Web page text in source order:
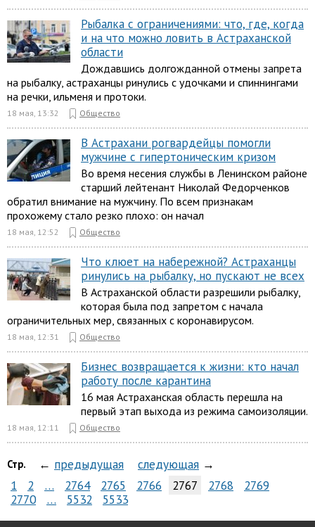
Рыбалка с ограничениями: что, где, когда
и на что можно ловить в Астраханской
области
Дождавшись долгожданной отмены запрета
на рыбалку, астраханцы ринулись с удочками и спиннингами
на речки, ильменя и протоки.
18 мая, 13:32 Общество
В Астрахани рогвардейцы помогли
мужчине с гипертоническим кризом
Во время несения службы в Ленинском районе
старший лейтенант Николай Федорченков
обратил внимание на мужчину. По всем признакам
прохожему стало резко плохо: он начал
18 мая, 12:52 Общество
Что клюет на набережной? Астраханцы
ринулись на рыбалку, но пускают не всех
В Астраханской области разрешили рыбалку,
которая была под запретом с начала
ограничительных мер, связанных с коронавирусом.
18 мая, 12:31 Общество
Бизнес возвращается к жизни: кто начал
работу после карантина
16 мая Астраханская область перешла на
первый этап выхода из режима самоизоляции.
18 мая, 12:11 Общество
Стр. ← предыдущая следующая →
1
2 … 2764 2765 2766 2767 2768
2769
2770
… 5532 5533